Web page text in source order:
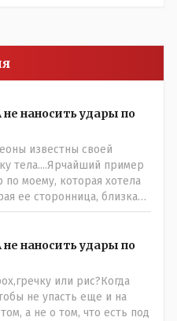
наносить удары по
известны своей
тела....Ярчайший пример
моему, которая хотела
ее сторонница, близкая
тем более, которые
чтоб он бежал и
180 или 360 градусов,
но ты же там сам
на кого работаешь.. Это
Победим мы, они
все это понимают..
наносить удары по
или рис?Когда
не упасть еще и на
а не о том, что есть под